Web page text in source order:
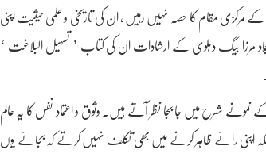
مرکزی مقام کا حصّہ نہیں رہیں ، ان کی تاریخی و علمی حیثیت اپنی
مرزا بیگ دہلوی کے ارشادات ان کی کتاب ’ تسہیل البلاغت ‘
شرح میں جا بجا نظر آتے ہیں۔ وثوق و اعتمادِ نفس کا یہ عالم
اپنی رائے ظاہر کرنے میں بھی تکلف نہیں کرتے کہ بجائے یوں